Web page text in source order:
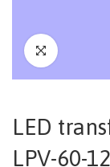
LED
LPV-60-12